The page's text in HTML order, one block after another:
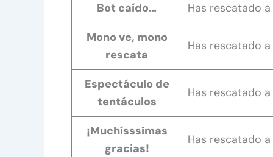
Bot caído…
Has rescatado
Mono ve, mono
rescata
Has rescatado
Espectáculo de
tentáculos
Has rescatado
¡Muchísssimas
gracias!
Has rescatado